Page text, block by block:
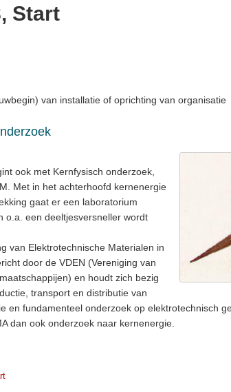
Start
van installatie of oprichting van organisatie
ook met Kernfysisch onderzoek,
Met in het achterhoofd kernenergie
gaat er een laboratorium
o.a. een deeltjesversneller wordt
van Elektrotechnische Materialen in
door de VDEN (Vereniging van
en houdt zich bezig
transport en distributie van
en fundamenteel onderzoek op elektrotechnisch
dan ook onderzoek naar kernenergie.